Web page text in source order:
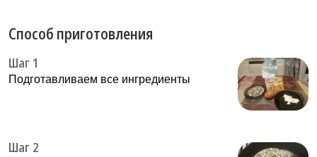
Способ приготовления
Шаг 1
Подготавливаем все ингредиенты
Шаг 2